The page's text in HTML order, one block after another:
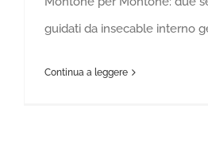
guidati da insecable interno
Continua a leggere